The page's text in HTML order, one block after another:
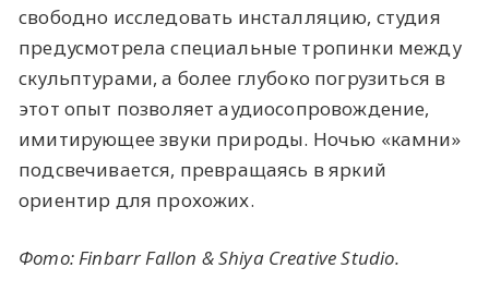
свободно исследовать инсталляцию, студия
предусмотрела специальные тропинки между
скульптурами, а более глубоко погрузиться в
этот опыт позволяет аудиосопровождение,
имитирующее звуки природы. Ночью «‎камни»
подсвечивается, превращаясь в яркий
ориентир для прохожих.
Фото: Finbarr Fallon & Shiya Creative Studio.